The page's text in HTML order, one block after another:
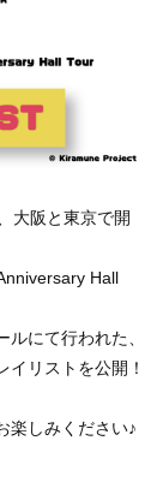
大阪と東京で開
Hall
にて行われた、
リストを公開！
楽しみください♪